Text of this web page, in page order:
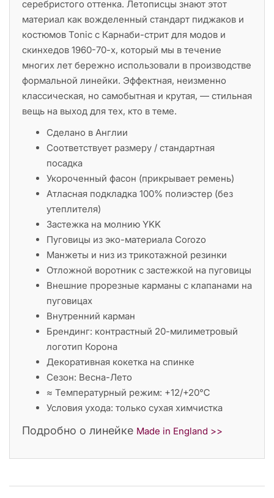
серебристого оттенка. Летописцы знают этот
материал как вожделенный стандарт пиджаков и
костюмов Tonic с Карнаби-стрит для модов и
скинхедов 1960-70-х, который мы в течение
многих лет бережно использовали в производстве
формальной линейки. Эффектная, неизменно
классическая, но самобытная и крутая, — стильная
вещь на выход для тех, кто в теме.
Сделано в Англии
Соответствует размеру / стандартная
посадка
Укороченный фасон (прикрывает ремень)
Атласная подкладка 100% полиэстер (без
утеплителя)
Застежка на молнию YKK
Пуговицы из эко-материала Corozo
Манжеты и низ из трикотажной резинки
Отложной воротник с застежкой на пуговицы
Внешние прорезные карманы с клапанами на
пуговицах
Внутренний карман
Брендинг: контрастный 20-милиметровый
логотип Корона
Декоративная кокетка на спинке
Сезон: Весна-Лето
≈ Температурный режим: +12/+20℃
Условия ухода: только сухая химчистка
Подробно о линейке Made in England >>